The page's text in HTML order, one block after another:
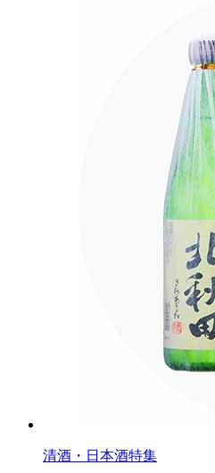
清酒・日本酒特集